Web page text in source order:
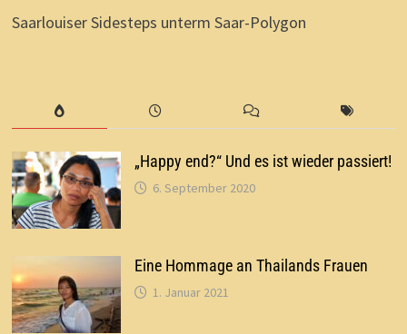
Saarlouiser Sidesteps unterm Saar-Polygon
„Happy end?“ Und es ist wieder passiert!
6. September 2020
Eine Hommage an Thailands Frauen
1. Januar 2021